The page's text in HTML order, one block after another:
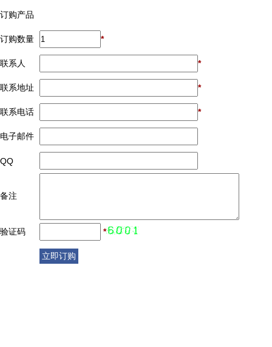
订购产品
订购数量 *
联系人 *
联系地址 *
联系电话 *
电子邮件
QQ
备注
验证码 *